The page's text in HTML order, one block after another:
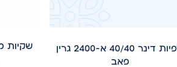
מפיות דינר 40/40 א-2400 גרין
פאב
שקיות